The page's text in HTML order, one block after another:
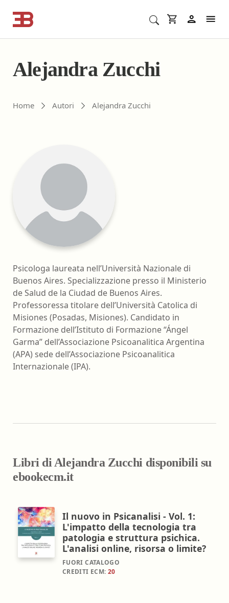
Cerca corsi ECM o altro
Alejandra Zucchi
Home Autori Alejandra Zucchi
Psicologa laureata nell’Università Nazionale di
Buenos Aires. Specializzazione presso il Ministerio
de Salud de la Ciudad de Buenos Aires.
Professoressa titolare dell’Università Catolica di
Misiones (Posadas, Misiones). Candidato in
Formazione dell’Istituto di Formazione “Ángel
Garma” dell’Associazione Psicoanalitica Argentina
(APA) sede dell’Associazione Psicoanalitica
Internazionale (IPA).
Libri di Alejandra Zucchi disponibili su
ebookecm.it
Il nuovo in Psicanalisi - Vol. 1:
L'impatto della tecnologia tra
patologia e struttura psichica.
L'analisi online, risorsa o limite?
FUORI CATALOGO
CREDITI ECM: 20